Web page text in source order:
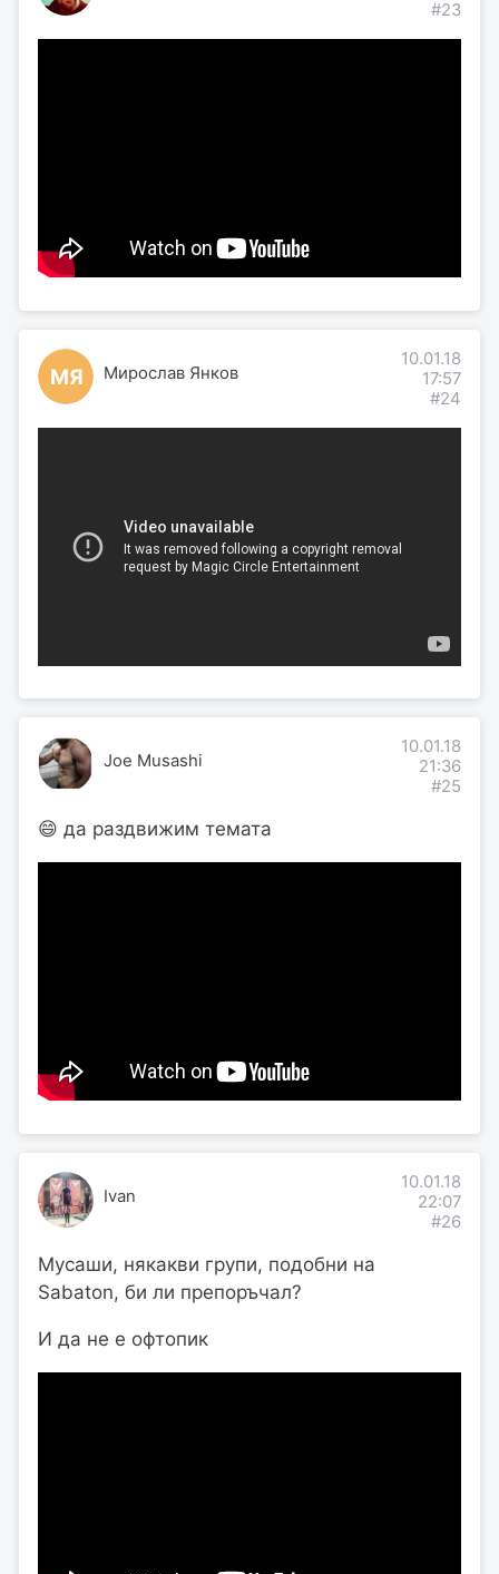
#23
МЯ Мирослав Янков
10.01.18
17:57
#24
Joe Musashi
10.01.18
21:36
#25
😄 да раздвижим темата
Ivan
10.01.18
22:07
#26
Мусаши, някакви групи, подобни на
Sabaton, би ли препоръчал?
И да не е офтопик